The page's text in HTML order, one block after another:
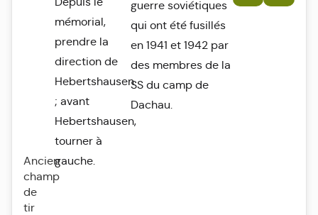
Ancien
champ
de
tir
mémorial,
prendre la
direction de
Hebertshausen
; avant
Hebertshausen,
tourner à
gauche.
guerre soviétiques
qui ont été fusillés
en 1941 et 1942 par
des membres de la
SS du camp de
Dachau.